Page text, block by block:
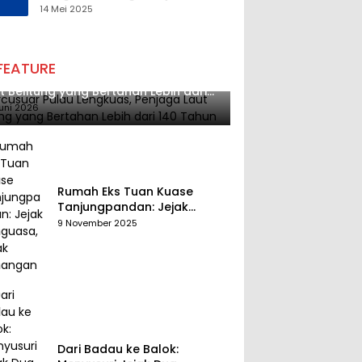
Tantangan Melalui
14 Mei 2025
Pulau Lengkuas, Penjaga
Belitung yang Bertahan Lebih dari
Tahun
2026
Rumah Eks Tuan Kuase
Tanjungpandan: Jejak
Penguasa, Jejak Kenangan
9 November 2025
Dari Badau ke Balok: